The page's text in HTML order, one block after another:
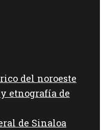
del noroeste
etnografía de
de Sinaloa